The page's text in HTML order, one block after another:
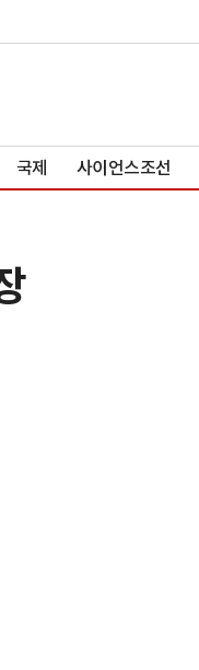
국제 사이언스조선